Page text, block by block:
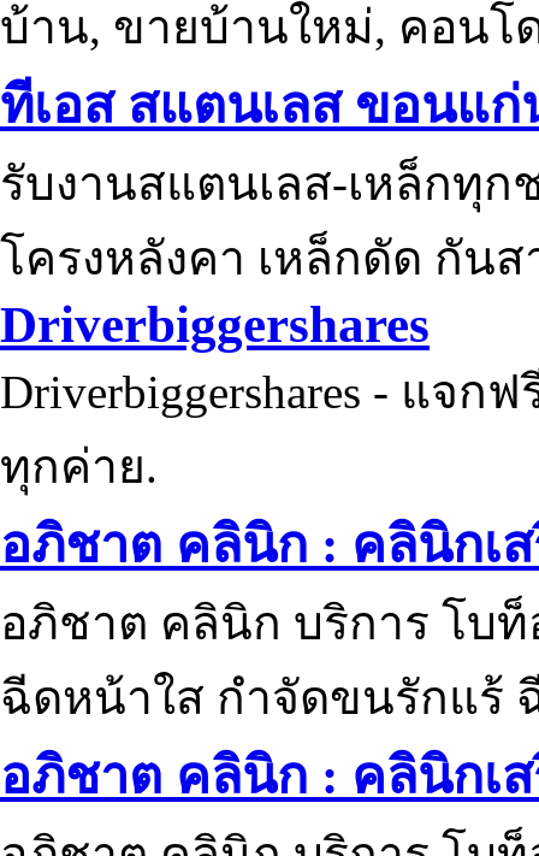
บ้าน, ขายบ้านใหม่, คอนโ
ทีเอส สแตนเลส ขอนแก่
รับงานสแตนเลส-เหล็กทุ
โครงหลังคา เหล็กดัด กัน
Driverbiggershares
Driverbiggershares - แจก
ทุกค่าย.
อภิชาต คลินิก : คลินิกเ
อภิชาต คลินิก บริการ โบ
ฉีดหน้าใส กำจัดขนรักแร้
อภิชาต คลินิก : คลินิกเ